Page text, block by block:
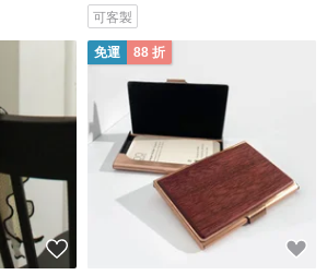
可客製
免運 88 折